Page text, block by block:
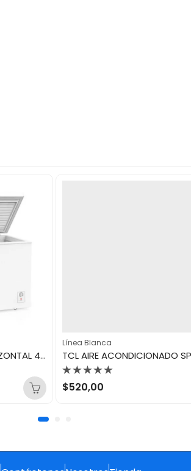
TCL CONGELADOR HORIZONTAL 400LTS TCF-400Y
Línea Blanca
Valorado
con
$520,00